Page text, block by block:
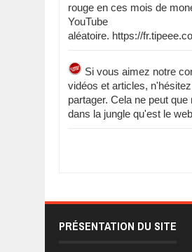
rouge en ces mois de
YouTube
aléatoire. https://
Si vous aimez notre
vidéos et articles,
partager. Cela ne peut que
dans la jungle qu'est le
PRÉSENTATION DU SITE